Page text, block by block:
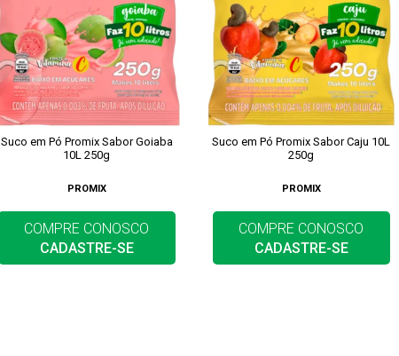
Suco em Pó Promix Sabor Goiaba
10L 250g
PROMIX
COMPRE CONOSCO
CADASTRE-SE
Suco em Pó Promix Sabor Caju 10L
250g
PROMIX
COMPRE CONOSCO
CADASTRE-SE